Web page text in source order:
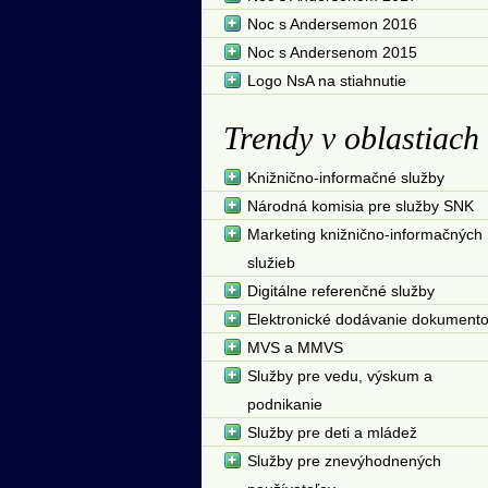
Noc s Andersemon 2016
Noc s Andersenom 2015
Logo NsA na stiahnutie
Trendy v oblastiach
Knižnično-informačné služby
Národná komisia pre služby SNK
Marketing knižnično-informačných
služieb
Digitálne referenčné služby
Elektronické dodávanie
MVS a MMVS
Služby pre vedu, výskum a
podnikanie
Služby pre deti a mládež
Služby pre znevýhodnených